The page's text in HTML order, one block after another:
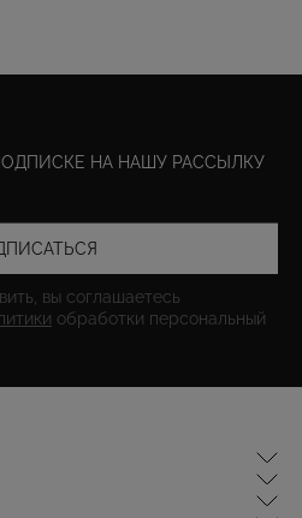
НА НАШУ РАССЫЛКУ
вы соглашаетесь
обработки персональный